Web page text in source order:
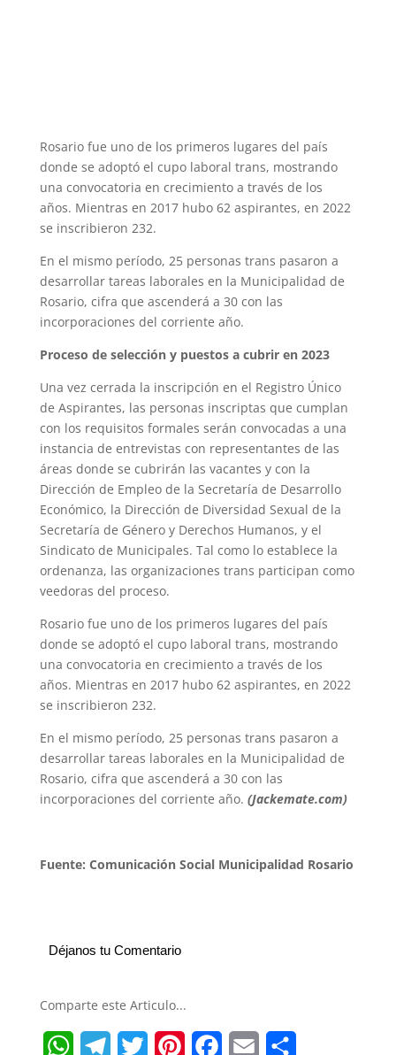
Rosario fue uno de los primeros lugares del país
donde se adoptó el cupo laboral trans, mostrando
una convocatoria en crecimiento a través de los
años. Mientras en 2017 hubo 62 aspirantes, en 2022
se inscribieron 232.
En el mismo período, 25 personas trans pasaron a
desarrollar tareas laborales en la Municipalidad de
Rosario, cifra que ascenderá a 30 con las
incorporaciones del corriente año.
Proceso de selección y puestos a cubrir en 2023
Una vez cerrada la inscripción en el Registro Único
de Aspirantes, las personas inscriptas que cumplan
con los requisitos formales serán convocadas a una
instancia de entrevistas con representantes de las
áreas donde se cubrirán las vacantes y con la
Dirección de Empleo de la Secretaría de Desarrollo
Económico, la Dirección de Diversidad Sexual de la
Secretaría de Género y Derechos Humanos, y el
Sindicato de Municipales. Tal como lo establece la
ordenanza, las organizaciones trans participan como
veedoras del proceso.
Rosario fue uno de los primeros lugares del país
donde se adoptó el cupo laboral trans, mostrando
una convocatoria en crecimiento a través de los
años. Mientras en 2017 hubo 62 aspirantes, en 2022
se inscribieron 232.
En el mismo período, 25 personas trans pasaron a
desarrollar tareas laborales en la Municipalidad de
Rosario, cifra que ascenderá a 30 con las
incorporaciones del corriente año. (Jackemate.com)
Fuente: Comunicación Social Municipalidad Rosario
Déjanos tu Comentario
Comparte este Articulo...